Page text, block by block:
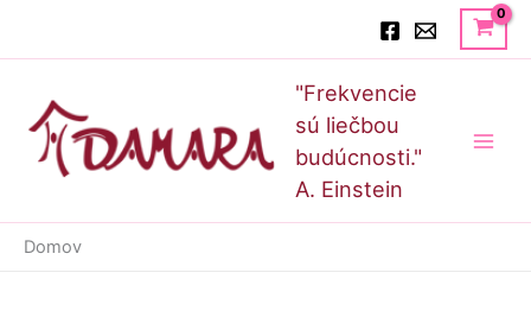
"Frekvencie
sú liečbou
budúcnosti."
A. Einstein
Domov